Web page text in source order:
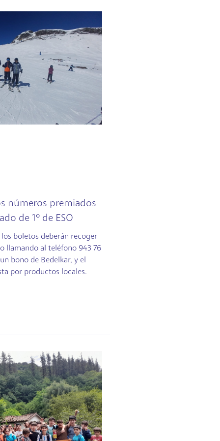
números premiados
de 1º de ESO
boletos deberán recoger
llamando al teléfono 943 76
bono de Bedelkar, y el
por productos locales.